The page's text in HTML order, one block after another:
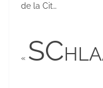
de la Cit…
« SCHLA